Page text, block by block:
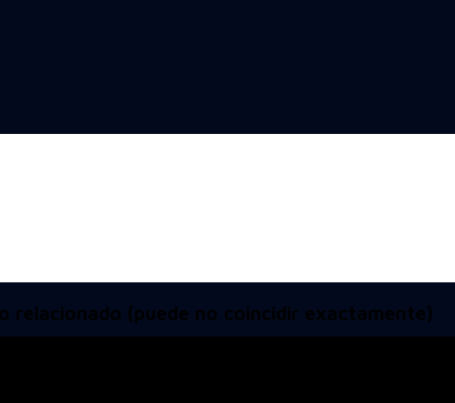
relacionado (puede no coincidir exactamente)